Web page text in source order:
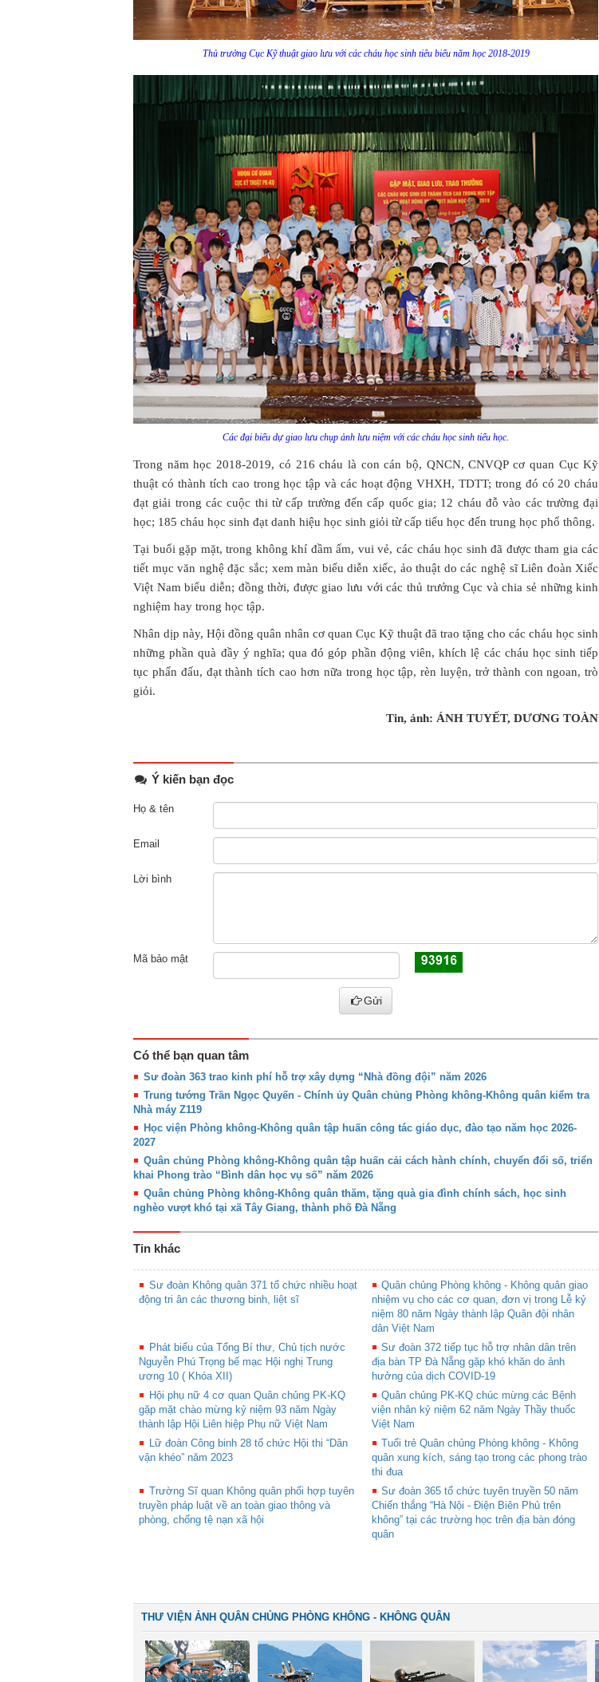
Thủ trưởng Cục Kỹ thuật giao lưu với các cháu học sinh tiêu biểu năm học 2018-2019
Các đại biểu dự giao lưu chụp ảnh lưu niệm với các cháu học sinh tiểu học.
Trong năm học 2018-2019, có 216 cháu là con cán bộ, QNCN, CNVQP cơ quan Cục Kỹ
thuật có thành tích cao trong học tập và các hoạt động VHXH, TDTT; trong đó có 20 cháu
đạt giải trong các cuộc thi từ cấp trường đến cấp quốc gia; 12 cháu đỗ vào các trường đại
học; 185 cháu học sinh đạt danh hiệu học sinh giỏi từ cấp tiểu học đến trung học phổ thông.
Tại buổi gặp mặt, trong không khí đầm ấm, vui vẻ, các cháu học sinh đã được tham gia các
tiết mục văn nghệ đặc sắc; xem màn biểu diễn xiếc, ảo thuật do các nghệ sĩ Liên đoàn Xiếc
Việt Nam biểu diễn; đồng thời, được giao lưu với các thủ trưởng Cục và chia sẻ những kinh
nghiệm hay trong học tập.
Nhân dịp này, Hội đồng quân nhân cơ quan Cục Kỹ thuật đã trao tặng cho các cháu học sinh
những phần quà đầy ý nghĩa; qua đó góp phần động viên, khích lệ các cháu học sinh tiếp
tục phấn đấu, đạt thành tích cao hơn nữa trong học tập, rèn luyện, trở thành con ngoan, trò
giỏi.
Tin, ảnh: ÁNH TUYẾT, DƯƠNG TOÀN
Ý kiến bạn đọc
Họ & tên
Email
Lời bình
Mã bảo mật
Gửi
Có thể bạn quan tâm
Sư đoàn 363 trao kinh phí hỗ trợ xây dựng “Nhà đồng đội” năm 2026
Trung tướng Trần Ngọc Quyến - Chính ủy Quân chủng Phòng không-Không quân kiểm tra
Nhà máy Z119
Học viện Phòng không-Không quân tập huấn công tác giáo dục, đào tạo năm học 2026-
2027
Quân chủng Phòng không-Không quân tập huấn cải cách hành chính, chuyển đổi số, triển
khai Phong trào “Bình dân học vụ số” năm 2026
Quân chủng Phòng không-Không quân thăm, tặng quà gia đình chính sách, học sinh
nghèo vượt khó tại xã Tây Giang, thành phố Đà Nẵng
Tin khác
Sư đoàn Không quân 371 tổ chức nhiều hoạt
động tri ân các thương binh, liệt sĩ
Quân chủng Phòng không - Không quân giao
nhiệm vụ cho các cơ quan, đơn vị trong Lễ kỷ
niệm 80 năm Ngày thành lập Quân đội nhân
dân Việt Nam
Phát biểu của Tổng Bí thư, Chủ tịch nước
Nguyễn Phú Trọng bế mạc Hội nghị Trung
ương 10 ( Khóa XII)
Sư đoàn 372 tiếp tục hỗ trợ nhân dân trên
địa bàn TP Đà Nẵng gặp khó khăn do ảnh
hưởng của dịch COVID-19
Hội phụ nữ 4 cơ quan Quân chủng PK-KQ
gặp mặt chào mừng kỷ niệm 93 năm Ngày
thành lập Hội Liên hiệp Phụ nữ Việt Nam
Quân chủng PK-KQ chúc mừng các Bệnh
viện nhân kỷ niệm 62 năm Ngày Thầy thuốc
Việt Nam
Lữ đoàn Công binh 28 tổ chức Hội thi “Dân
vận khéo” năm 2023
Tuổi trẻ Quân chủng Phòng không - Không
quân xung kích, sáng tạo trong các phong trào
thi đua
Trường Sĩ quan Không quân phối hợp tuyên
truyền pháp luật về an toàn giao thông và
phòng, chống tệ nạn xã hội
Sư đoàn 365 tổ chức tuyên truyền 50 năm
Chiến thắng “Hà Nội - Điện Biên Phủ trên
không” tại các trường học trên địa bàn đóng
quân
THƯ VIỆN ẢNH QUÂN CHỦNG PHÒNG KHÔNG - KHÔNG QUÂN